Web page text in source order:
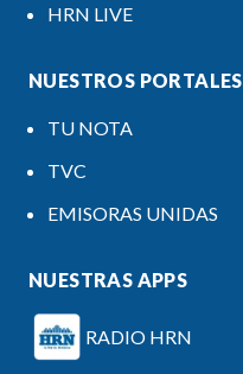
HRN LIVE
NUESTROS PORTALES
TU NOTA
TVC
EMISORAS UNIDAS
NUESTRAS APPS
RADIO HRN